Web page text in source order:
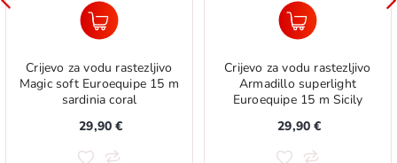
Crijevo za vodu rastezljivo
Magic soft Euroequipe 15 m
sardinia coral
29,90 €
Crijevo za vodu rastezljivo
Armadillo superlight
Euroequipe 15 m Sicily
29,90 €